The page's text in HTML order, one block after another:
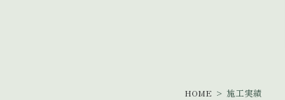
HOME > 施工実績